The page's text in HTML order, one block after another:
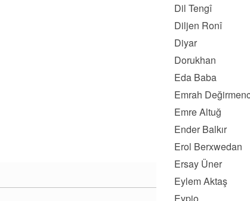
Dil Tengî
Diljen Ronî
Diyar
Dorukhan
Eda Baba
Emrah
Emre Altuğ
Ender Balkır
Erol Berxwedan
Ersay Üner
Eylem Aktaş